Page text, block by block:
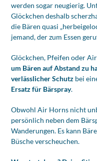
werden sogar neugierig.
Glöckchen deshalb
die Bären quasi
jemand, der zum Essen
Glöckchen, Pfeifen oder
um Bären auf Abstand zu
verlässlicher Schutz bei
Ersatz für Bärspray.
Obwohl Air Horns nicht
persönlich neben dem
Wanderungen. Es kann
Büsche verscheuchen.